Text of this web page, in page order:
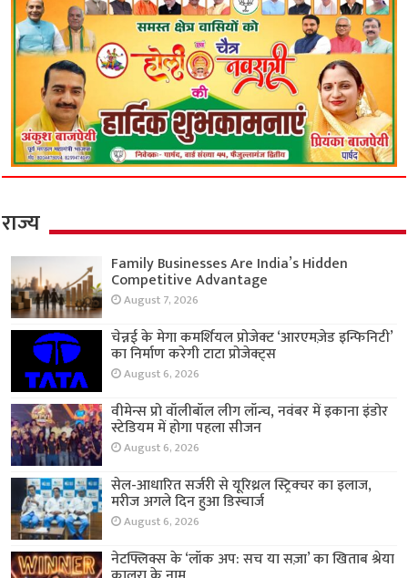
राज्य
Family Businesses Are India’s Hidden
Competitive Advantage
August 7, 2026
चेन्नई के मेगा कमर्शियल प्रोजेक्ट ‘आरएमज़ेड इन्फिनिटी’
का निर्माण करेगी टाटा प्रोजेक्ट्स
August 6, 2026
वीमेन्स प्रो वॉलीबॉल लीग लॉन्च, नवंबर में इकाना इंडोर
स्टेडियम में होगा पहला सीजन
August 6, 2026
सेल-आधारित सर्जरी से यूरिथ्रल स्ट्रिक्चर का इलाज,
मरीज अगले दिन हुआ डिस्चार्ज
August 6, 2026
नेटफ्लिक्स के ‘लॉक अप: सच या सज़ा’ का खिताब श्रेया